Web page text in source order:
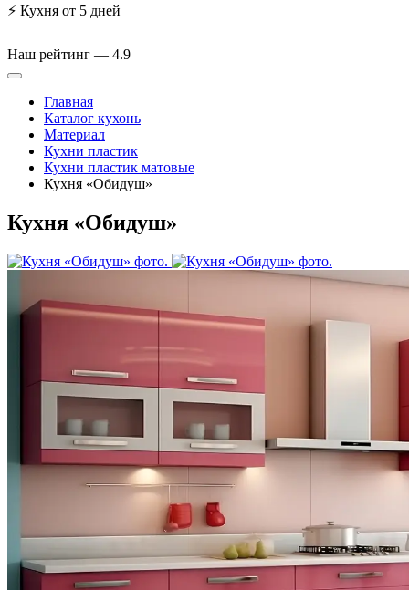
⚡ Кухня от 5 дней
Наш рейтинг — 4.9
Главная
Каталог кухонь
Материал
Кухни пластик
Кухни пластик матовые
Кухня «Обидуш»
Кухня «Обидуш»